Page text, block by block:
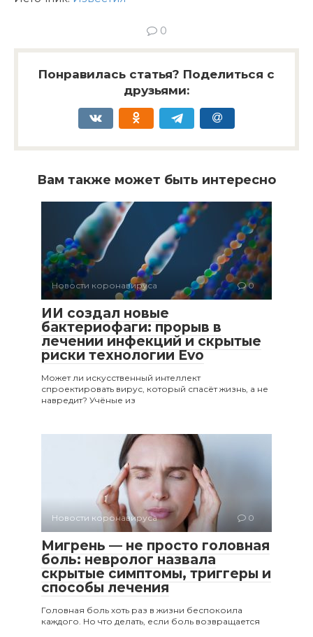
0
Понравилась статья? Поделиться с
друзьями:
Вам также может быть интересно
Новости коронавируса 0
ИИ создал новые
бактериофаги: прорыв в
лечении инфекций и скрытые
риски технологии Evo
Может ли искусственный интеллект
спроектировать вирус, который спасёт жизнь, а не
навредит? Учёные из
Новости коронавируса 0
Мигрень — не просто головная
боль: невролог назвала
скрытые симптомы, триггеры и
способы лечения
Головная боль хоть раз в жизни беспокоила
каждого. Но что делать, если боль возвращается